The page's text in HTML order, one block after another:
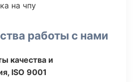
на чпу
работы с нами
качества и
ISO 9001